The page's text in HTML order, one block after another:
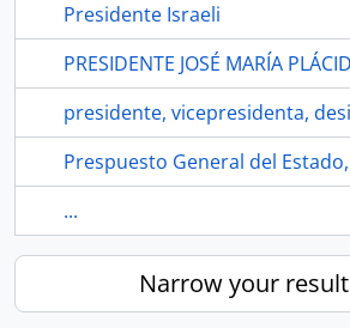
Presidente Israeli
PRESIDENTE JOSÉ MARÍA
presidente, vicepresidenta,
...
Narrow your